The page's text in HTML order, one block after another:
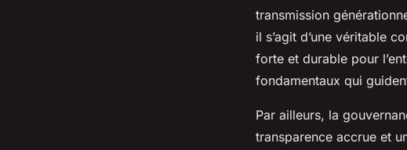
transmission
il s’agit d’une véritable
forte et durable pour
fondamentaux qui
Par ailleurs, la
transparence accrue et